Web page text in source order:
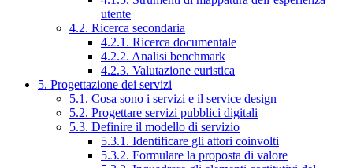
utente
4.2. Ricerca secondaria
4.2.1. Ricerca documentale
4.2.2. Analisi benchmark
4.2.3. Valutazione euristica
5. Progettazione dei servizi
5.1. Cosa sono i servizi e il service design
5.2. Progettare servizi pubblici digitali
5.3. Definire il modello di servizio
5.3.1. Identificare gli attori coinvolti
5.3.2. Formulare la proposta di valore